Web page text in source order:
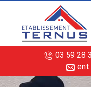
03 59 28